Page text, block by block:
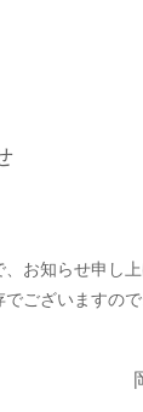
お知らせ申し上
ございますの